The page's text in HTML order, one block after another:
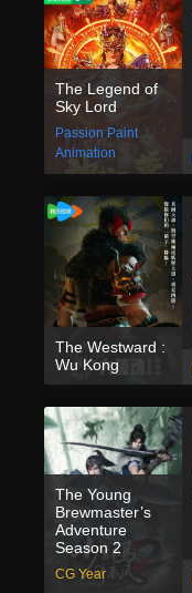
The Legend of
Sky Lord
Passion Paint
Animation
The Westward :
Wu Kong
The Young
Brewmaster’s
Adventure
Season 2
CG Year